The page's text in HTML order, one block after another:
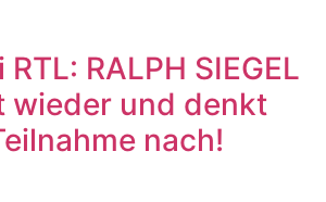
RALPH SIEGEL
wieder und denkt
nach!